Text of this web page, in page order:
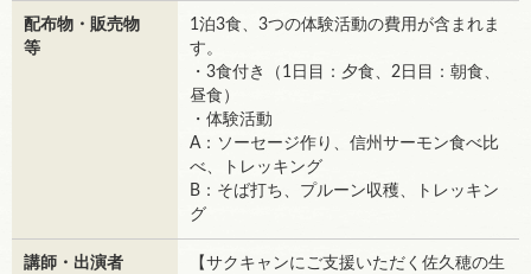
配布物・販売物
等
1泊3食、3つの体験活動の費用が含まれま
す。
・3食付き（1日目：夕食、2日目：朝食、
昼食）
・体験活動
A：ソーセージ作り、信州サーモン食べ比
べ、トレッキング
B：そば打ち、プルーン収穫、トレッキン
グ
講師・出演者 【サクキャンにご支援いただく佐久穂の生